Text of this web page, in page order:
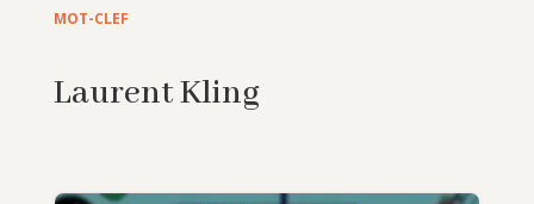
MOT-CLEF
Laurent Kling